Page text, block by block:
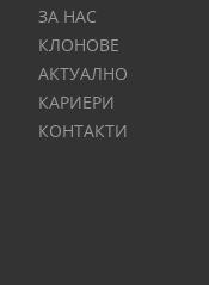
ЗА НАС
КЛОНОВЕ
АКТУАЛНО
КАРИЕРИ
КОНТАКТИ